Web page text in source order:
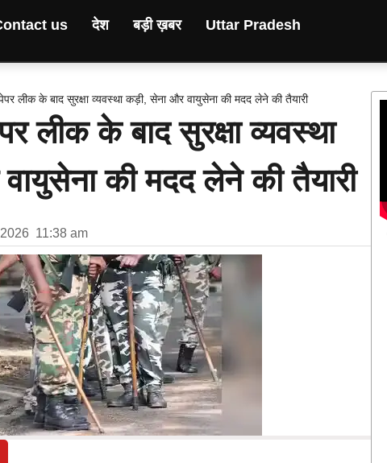
us देश बड़ी ख़बर Uttar Pradesh
लीक के बाद सुरक्षा व्यवस्था कड़ी, सेना और वायुसेना की मदद लेने की तैयारी
लीक के बाद सुरक्षा व्यवस्था
की मदद लेने की तैयारी
11:38 am